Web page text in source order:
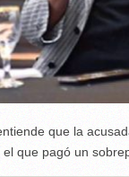
que la
que pagó un